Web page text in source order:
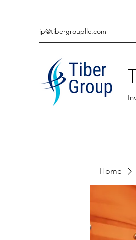
jp@tibergroupllc.com
Home